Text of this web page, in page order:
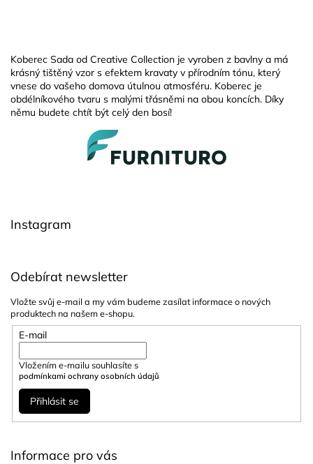
Koberec Sada od Creative Collection je vyroben z bavlny a má
krásný tištěný vzor s efektem kravaty v přírodním tónu, který
vnese do vašeho domova útulnou atmosféru. Koberec je
obdélníkového tvaru s malými třásněmi na obou koncích. Díky
němu budete chtít být celý den bosí!
Instagram
Odebírat newsletter
Vložte svůj e-mail a my vám budeme zasílat informace o nových
produktech na našem e-shopu.
E-mail
Vložením e-mailu souhlasíte s
podmínkami ochrany osobních údajů
Přihlásit se
Informace pro vás